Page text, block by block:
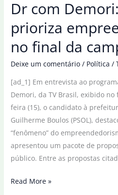
Dr com
prioriza
no final da
Deixe um comentário / Política /
[ad_1] Em entrevista ao
Demori, da TV Brasil, exibido
feira (15), o candidato à
Guilherme Boulos (PSOL),
“fenômeno” do
apresentou um pacote de
público. Entre as propostas
Dr
Read More »